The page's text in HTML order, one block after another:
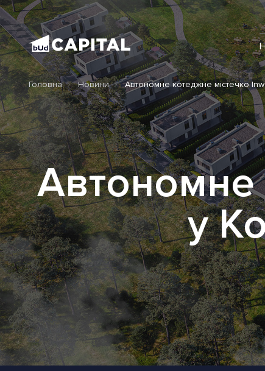
Головна Новини Автономне котеджне містечко
Автономне
у